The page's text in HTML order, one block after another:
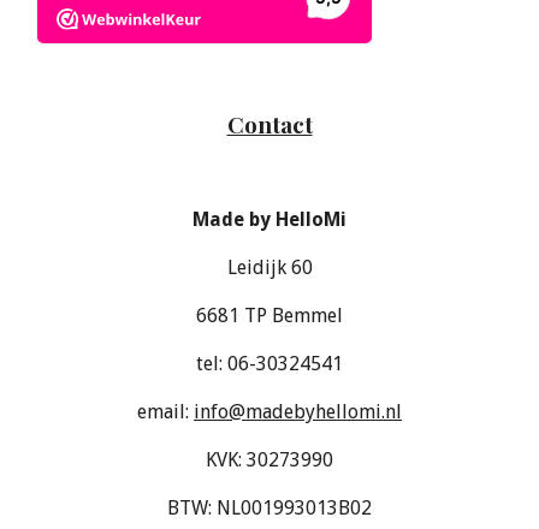
Contact
Made by HelloMi
Leidijk 60
6681 TP Bemmel
tel: 06-30324541
email: info@madebyhellomi.nl
KVK: 30273990
BTW: NL001993013B02